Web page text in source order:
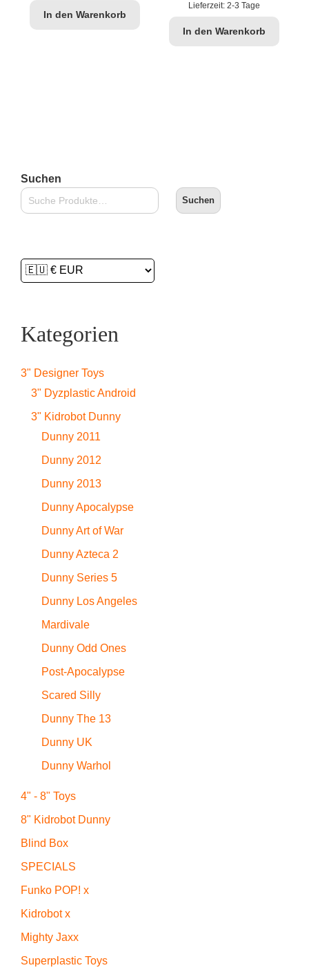
In den Warenkorb
Lieferzeit:2-3 Tage
In den Warenkorb
Suchen
Suchen
Kategorien
3" Designer Toys
3" Dyzplastic Android
3" Kidrobot Dunny
Dunny 2011
Dunny 2012
Dunny 2013
Dunny Apocalypse
Dunny Art of War
Dunny Azteca 2
Dunny Series 5
Dunny Los Angeles
Mardivale
Dunny Odd Ones
Post-Apocalypse
Scared Silly
Dunny The 13
Dunny UK
Dunny Warhol
4" - 8" Toys
8" Kidrobot Dunny
Blind Box
SPECIALS
Funko POP! x
Kidrobot x
Mighty Jaxx
Superplastic Toys